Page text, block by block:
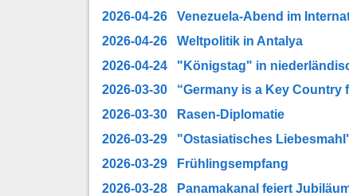
2026-04-26 Venezuela-Abend im
2026-04-26 Weltpolitik in Antalya
2026-04-24 "Königstag" in
2026-03-30 “Germany is a Key Country
2026-03-30 Rasen-Diplomatie
2026-03-29 "Ostasiatisches
2026-03-29 Frühlingsempfang
2026-03-28 Panamakanal feiert